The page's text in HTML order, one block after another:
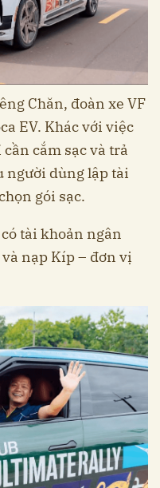
Chăn, đoàn xe VF
EV. Khác với việc
cắm sạc và trả
người dùng lập tài
gói sạc.
tài khoản ngân
nạp Kíp – đơn vị